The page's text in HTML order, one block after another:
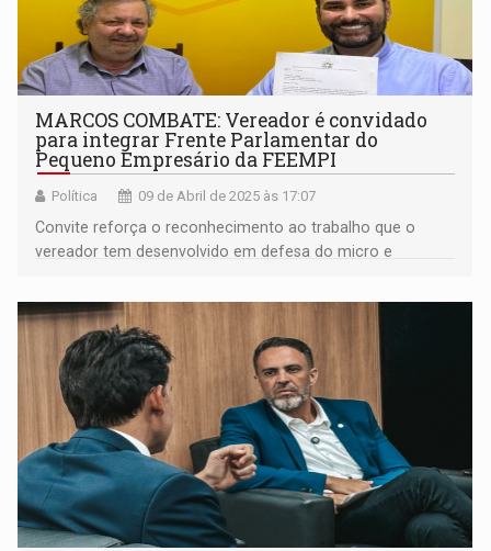
MARCOS COMBATE: Vereador é convidado
para integrar Frente Parlamentar do
Pequeno Empresário da FEEMPI
Política 09 de Abril de 2025 às 17:07
Convite reforça o reconhecimento ao trabalho que o
vereador tem desenvolvido em defesa do micro e